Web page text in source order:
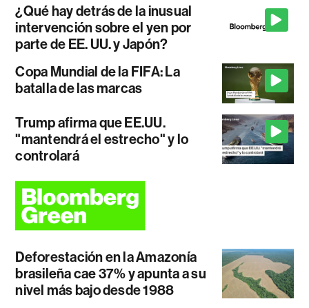
¿Qué hay detrás de la inusual
intervención sobre el yen por
parte de EE. UU. y Japón?
Copa Mundial de la FIFA: La
batalla de las marcas
Trump afirma que EE.UU.
"mantendrá el estrecho" y lo
controlará
Deforestación en la Amazonía
brasileña cae 37% y apunta a su
nivel más bajo desde 1988